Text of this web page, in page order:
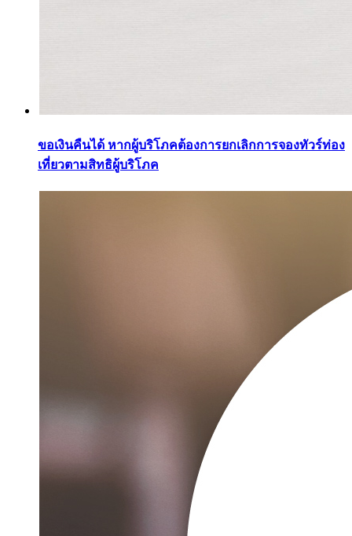
ขอเงินคืนได้ หากผู้บริโภคต้องการยกเลิกการจองทัวร์ท่อง
เที่ยวตามสิทธิผู้บริโภค